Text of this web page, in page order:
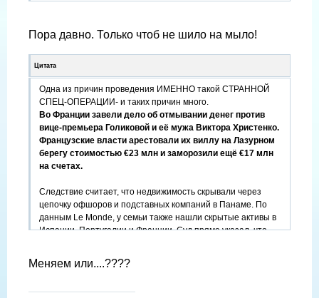
Пора давно. Только чтоб не шило на мыло!
Цитата
Одна из причин проведения ИМЕННО такой СТРАННОЙ
СПЕЦ-ОПЕРАЦИИ- и таких причин много.
Во Франции завели дело об отмывании денег против
вице-премьера Голиковой и её мужа Виктора Христенко.
Французские власти арестовали их виллу на Лазурном
берегу стоимостью €23 млн и заморозили ещё €17 млн
на счетах.
Следствие считает, что недвижимость скрывали через
цепочку офшоров и подставных компаний в Панаме. По
данным Le Monde, у семьи также нашли скрытые активы в
Испании, Португалии и Франции. Суд прямо указал, что
Меняем или....????